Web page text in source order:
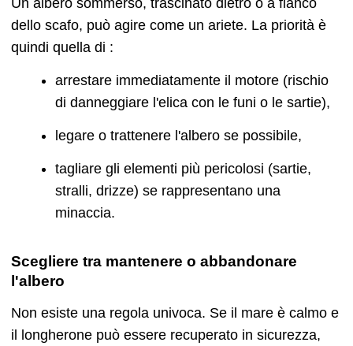
Un albero sommerso, trascinato dietro o a fianco
dello scafo, può agire come un ariete. La priorità è
quindi quella di :
arrestare immediatamente il motore (rischio
di danneggiare l'elica con le funi o le sartie),
legare o trattenere l'albero se possibile,
tagliare gli elementi più pericolosi (sartie,
stralli, drizze) se rappresentano una
minaccia.
Scegliere tra mantenere o abbandonare
l'albero
Non esiste una regola univoca. Se il mare è calmo e
il longherone può essere recuperato in sicurezza,